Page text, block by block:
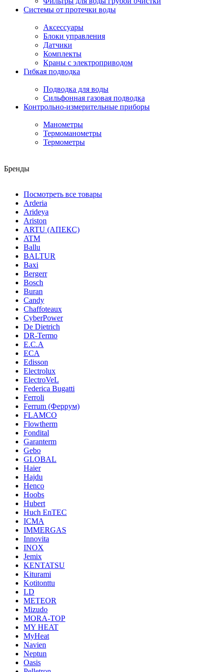
Системы от протечки воды
Аксессуары
Блоки управления
Датчики
Комплекты
Краны с электроприводом
Гибкая подводка
Подводка для воды
Сильфонная газовая подводка
Контрольно-измерительные приборы
Манометры
Термоманометры
Термометры
Бренды
Посмотреть все товары
Arderia
Arideya
Ariston
ARTU (АПЕКС)
ATM
Ballu
BALTUR
Baxi
Bergerr
Bosch
Buran
Candy
Chaffoteaux
CyberPower
De Dietrich
DR-Termo
E.C.A
ECA
Edisson
Electrolux
ElectroVeL
Federica Bugatti
Ferroli
Ferrum (Феррум)
FLAMCO
Flowtherm
Fondital
Garanterm
Gebo
GLOBAL
Haier
Hajdu
Henco
Hoobs
Hubert
Huch EnTEC
ICMA
IMMERGAS
Innovita
INOX
Jemix
KENTATSU
Kiturami
Kotitonttu
LD
METEOR
Mizudo
MORA-TOP
MY HEAT
MyHeat
Navien
Neptun
Oasis